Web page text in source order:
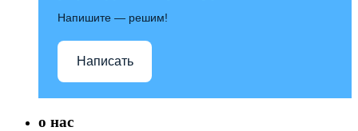
Напишите — решим!
Написать
о нас